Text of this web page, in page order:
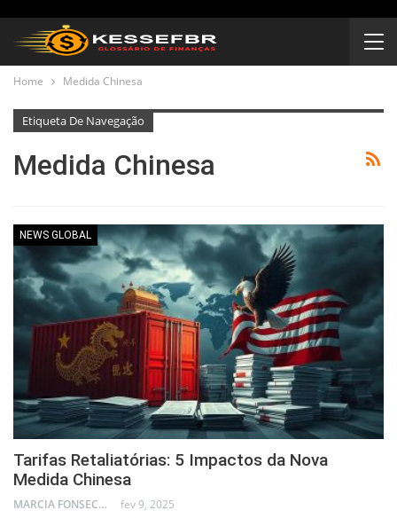
Home Medida Chinesa
Etiqueta De Navegação
Medida Chinesa
NEWS GLOBAL
Tarifas Retaliatórias: 5 Impactos da Nova
Medida Chinesa
MARCIA FONSECA - FINANCIAL CONSULTANT fev 9, 2025